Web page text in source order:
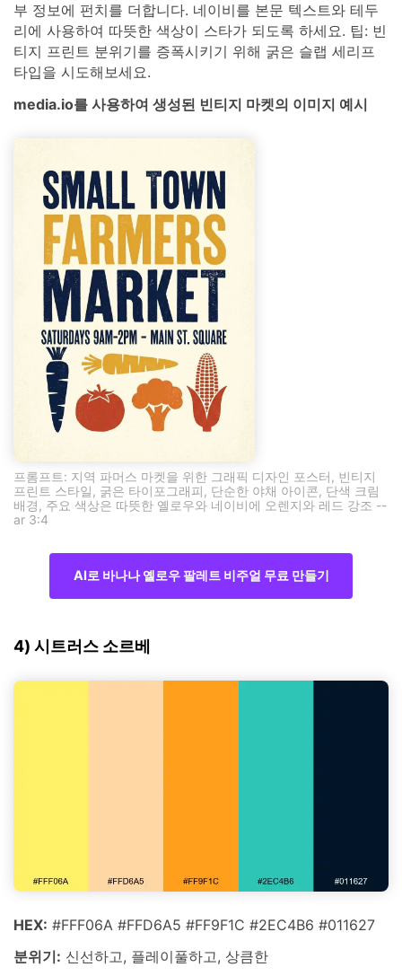
부 정보에 펀치를 더합니다. 네이비를 본문 텍스트와 테두
리에 사용하여 따뜻한 색상이 스타가 되도록 하세요. 팁: 빈
티지 프린트 분위기를 증폭시키기 위해 굵은 슬랩 세리프
타입을 시도해보세요.
media.io를 사용하여 생성된 빈티지 마켓의 이미지 예시
프롬프트: 지역 파머스 마켓을 위한 그래픽 디자인 포스터, 빈티지
프린트 스타일, 굵은 타이포그래피, 단순한 야채 아이콘, 단색 크림
배경, 주요 색상은 따뜻한 옐로우와 네이비에 오렌지와 레드 강조 --
ar 3:4
AI로 바나나 옐로우 팔레트 비주얼 무료 만들기
4) 시트러스 소르베
HEX: #FFF06A #FFD6A5 #FF9F1C #2EC4B6 #011627
분위기: 신선하고, 플레이풀하고, 상큼한